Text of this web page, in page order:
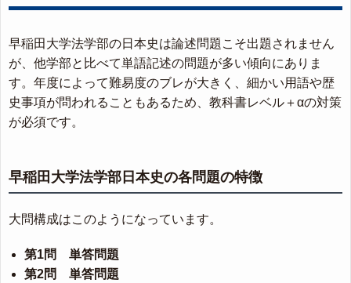
早稲田大学法学部の日本史は論述問題こそ出題されません
が、他学部と比べて単語記述の問題が多い傾向にありま
す。年度によって難易度のブレが大きく、細かい用語や歴
史事項が問われることもあるため、教科書レベル＋αの対策
が必須です。
早稲田大学法学部日本史の各問題の特徴
大問構成はこのようになっています。
第1問 単答問題
第2問 単答問題